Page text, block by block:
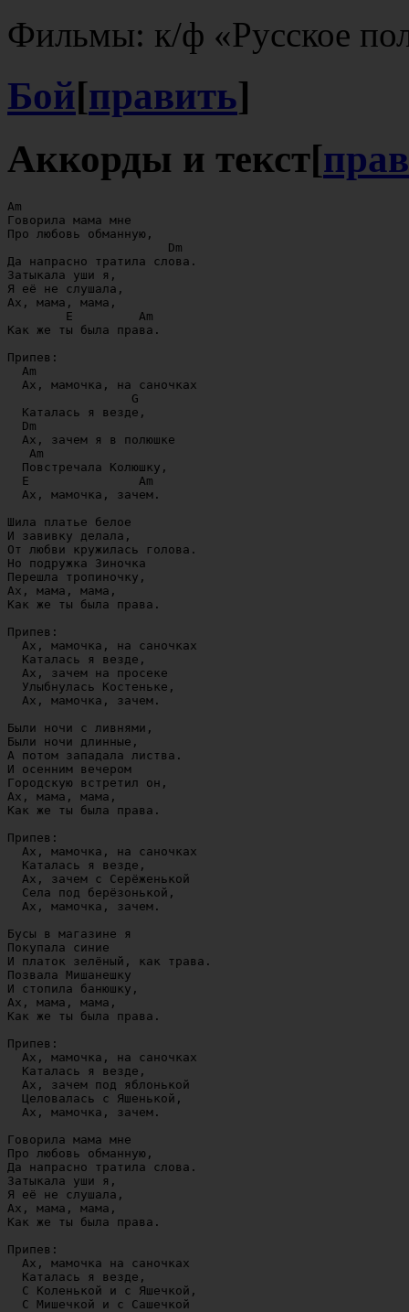
Фильмы: к/ф «Русское
Бой[править]
Аккорды и текст[
Am
Говорила мама мне
Про любовь обманную,
                      Dm
Да напрасно тратила слова.
Затыкала уши я,
Я её не слушала,
Ах, мама, мама,
        E         Am
Как же ты была права.
Припев:
  Am
  Ах, мамочка, на саночках
                 G
  Каталась я везде,
  Dm
  Ах, зачем я в полюшке
   Am
  Повстречала Колюшку,
  E               Am
  Ах, мамочка, зачем.
Шила платье белое
И завивку делала,
От любви кружилась голова.
Но подружка Зиночка
Перешла тропиночку,
Ах, мама, мама,
Как же ты была права.
Припев:
  Ах, мамочка, на саночках
  Каталась я везде,
  Ах, зачем на просеке
  Улыбнулась Костеньке,
  Ах, мамочка, зачем.
Были ночи с ливнями,
Были ночи длинные,
А потом западала листва.
И осенним вечером
Городскую встретил он,
Ах, мама, мама,
Как же ты была права.
Припев:
  Ах, мамочка, на саночках
  Каталась я везде,
  Ах, зачем с Серёженькой
  Села под берёзонькой,
  Ах, мамочка, зачем.
Бусы в магазине я
Покупала синие
И платок зелёный, как трава.
Позвала Мишанешку
И стопила банюшку,
Ах, мама, мама,
Как же ты была права.
Припев:
  Ах, мамочка, на саночках
  Каталась я везде,
  Ах, зачем под яблонькой
  Целовалась с Яшенькой,
  Ах, мамочка, зачем.
Говорила мама мне
Про любовь обманную,
Да напрасно тратила слова.
Затыкала уши я,
Я её не слушала,
Ах, мама, мама,
Как же ты была права.
Припев:
  Ах, мамочка на саночках
  Каталась я везде,
  С Коленькой и с Яшечкой,
  С Мишечкой и с Сашечкой